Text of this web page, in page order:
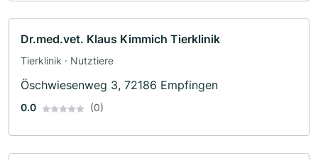
Dr.med.vet. Klaus Kimmich Tierklinik
Tierklinik · Nutztiere
Öschwiesenweg 3, 72186 Empfingen
0.0 (0)